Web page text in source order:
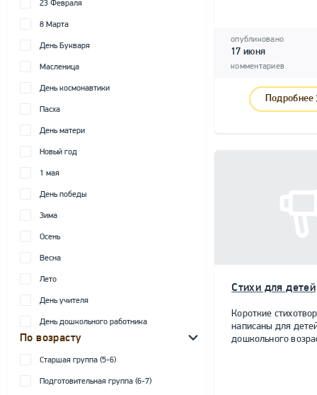
23 Февраля
8 Марта
День Букваря
Масленица
День космонавтики
Пасха
День матери
Новый год
1 мая
День победы
Зима
Осень
Весна
Лето
День учителя
День дошкольного работника
По возрасту
Старшая группа (5-6)
Подготовительная группа (6-7)
опубликовано
17 июня
комментариев
Подробнее
Стихи для детей
Короткие
написаны для
дошкольного